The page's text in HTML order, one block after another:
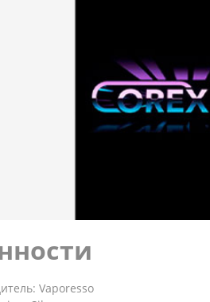
Vaporesso